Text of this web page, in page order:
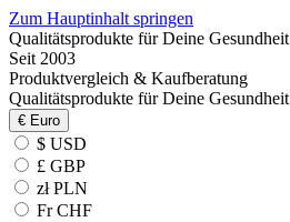
Zum Hauptinhalt springen
Qualitätsprodukte für Deine Gesundheit
Seit 2003
Produktvergleich & Kaufberatung
Qualitätsprodukte für Deine Gesundheit
€ Euro
$ USD
£ GBP
zł PLN
Fr CHF